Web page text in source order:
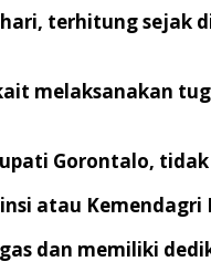
terhitung
melaksanakan
Gorontalo,
atau Kemendagri
dan memiliki